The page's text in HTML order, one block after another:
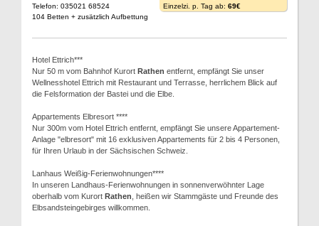
Telefon: 035021 68524
104 Betten + zusätzlich Aufbettung
Einzelzi. p. Tag ab: 69€
Hotel Ettrich***
Nur 50 m vom Bahnhof Kurort Rathen entfernt, empfängt Sie unser
Wellnesshotel Ettrich mit Restaurant und Terrasse, herrlichem Blick auf
die Felsformation der Bastei und die Elbe.
Appartements Elbresort ****
Nur 300m vom Hotel Ettrich entfernt, empfängt Sie unsere Appartement-
Anlage "elbresort" mit 16 exklusiven Appartements für 2 bis 4 Personen,
für Ihren Urlaub in der Sächsischen Schweiz.
Lanhaus Weißig-Ferienwohnungen****
In unseren Landhaus-Ferienwohnungen in sonnenverwöhnter Lage
oberhalb vom Kurort Rathen , heißen wir Stammgäste und Freunde des
Elbsandsteingebirges willkommen.